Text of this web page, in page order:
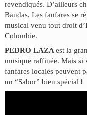
revendiqués. D’ailleurs
Bandas. Les fanfares se
musical venu tout droit
Colombie.
PEDRO LAZA est la
musique raffinée. Mais si
fanfares locales peuvent
un “Sabor” bien spécial !